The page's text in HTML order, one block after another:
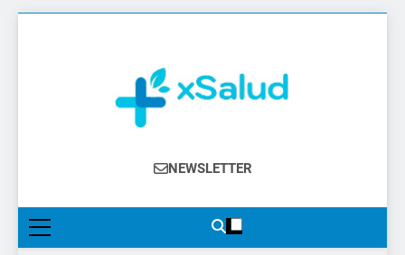
XSalud
Noticias Del Sector Salud. Congresos Y
Farmacéutica, Atención Primaria,
Especialistas, Farmacia, Etc…
NEWSLETTER